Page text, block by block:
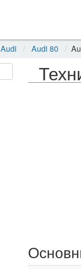
Audi Audi 80